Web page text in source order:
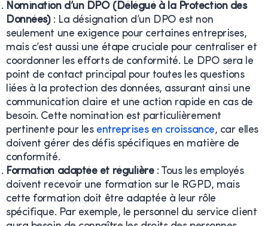
Nomination d’un DPO (Délégué à la Protection des
Données): La désignation d’un DPO est non
seulement une exigence pour certaines entreprises,
mais c’est aussi une étape cruciale pour centraliser et
coordonner les efforts de conformité. Le DPO sera le
point de contact principal pour toutes les questions
liées à la protection des données, assurant ainsi une
communication claire et une action rapide en cas de
besoin. Cette nomination est particulièrement
pertinente pour les entreprises en croissance, car elles
doivent gérer des défis spécifiques en matière de
conformité.
Formation adaptée et régulière: Tous les employés
doivent recevoir une formation sur le RGPD, mais
cette formation doit être adaptée à leur rôle
spécifique. Par exemple, le personnel du service client